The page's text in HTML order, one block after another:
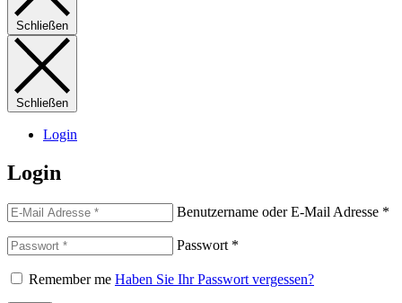
Schließen
Schließen
Login
Login
Benutzername oder E-Mail Adresse *
Passwort *
Remember me Haben Sie Ihr Passwort vergessen?